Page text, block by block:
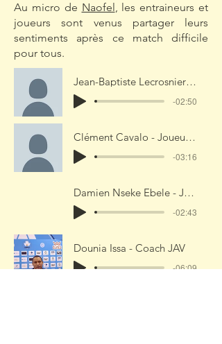
Au micro de Naofel, les entraineurs et
joueurs sont venus partager leurs
sentiments après ce match difficile
pour tous.
Jean-Baptiste Lecrosnier - Coach Caen
-02:50
Clément Cavalo - Joueur Caen
-03:16
Damien Nseke Ebele - Joueur JAV
-02:43
Dounia Issa - Coach JAV
-06:09